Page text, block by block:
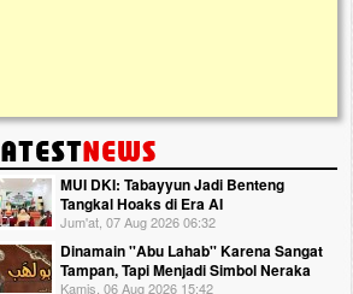
MUI DKI: Tabayyun Jadi Benteng
Tangkal Hoaks di Era AI
Jum'at, 07 Aug 2026 06:32
Dinamain ''Abu Lahab'' Karena Sangat
Tampan, Tapi Menjadi Simbol Neraka
Kamis, 06 Aug 2026 15:42